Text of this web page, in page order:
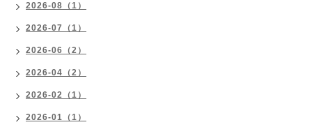
2026-08（1）
2026-07（1）
2026-06（2）
2026-04（2）
2026-02（1）
2026-01（1）